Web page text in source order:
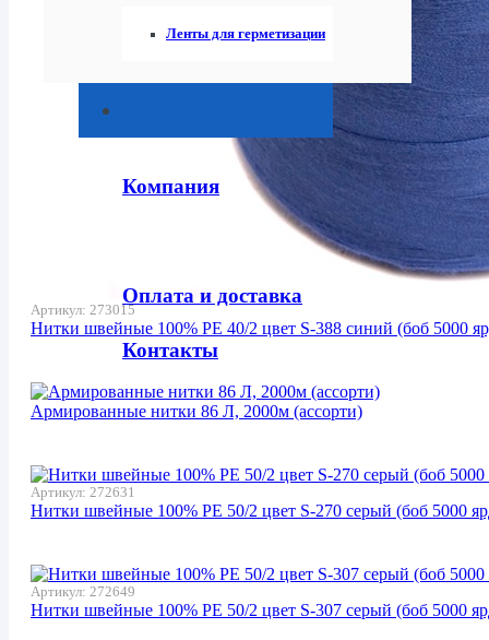
Ленты для герметизации
Компания
Оплата и доставка
Контакты
Артикул: 273015
Нитки швейные 100% PE 40/2 цвет S-388 синий (боб 5000
Армированные нитки 86 Л, 2000м (ассорти)
Артикул: 272631
Нитки швейные 100% PE 50/2 цвет S-270 серый (боб 5000
Артикул: 272649
Нитки швейные 100% PE 50/2 цвет S-307 серый (боб 5000